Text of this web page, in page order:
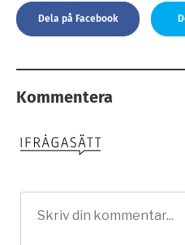
Dela på Facebook
Kommentera